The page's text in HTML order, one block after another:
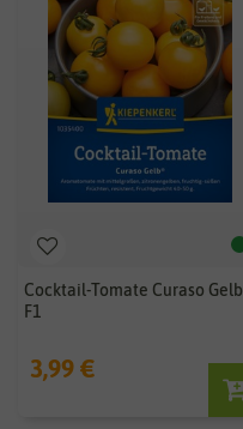
Cocktail-Tomate Curaso Gelb
F1
3,99 €